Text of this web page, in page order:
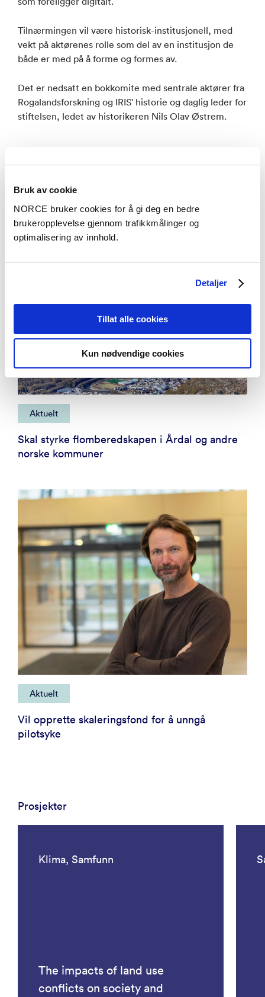
Bruk av cookie
NORCE bruker cookies for å gi deg en bedre
brukeropplevelse gjennom trafikkmålinger og
optimalisering av innhold.
Detaljer
Tillat alle cookies
Kun nødvendige cookies
Tilnærmingen vil være historisk-institusjonell, med
vekt på aktørenes rolle som del av en institusjon de
både er med på å forme og formes av.
Det er nedsatt en bokkomite med sentrale aktører fra
Rogalandsforskning og IRIS' historie og daglig leder for
stiftelsen, ledet av historikeren Nils Olav Østrem.
Aktuelt
Aktuelt
Skal styrke flomberedskapen i Årdal og andre
norske kommuner
Aktuelt
Vil opprette skaleringsfond for å unngå
pilotsyke
Prosjekter
Klima, Samfunn
The impacts of land use
conflicts on society and